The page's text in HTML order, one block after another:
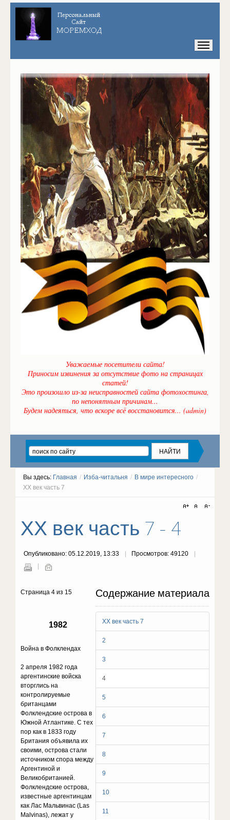
Уважаемые посетители сайта!
Приносим извинения за отсутствие фото на страницах
статей!
Это произошло из-за неисправностей сайта фотохостинга,
по непонятным причинам...
Будем надеяться, что вскоре всё восстановится... (admin)
Вы здесь: Главная / Изба-читальня / В мире интересного /
ХХ век часть 7
ХХ век часть 7 - 4
Опубликовано: 05.12.2019, 13:33 Просмотров: 49120
Содержание материала
ХХ век часть 7
2
3
4
5
6
7
8
9
10
11
Страница 4 из 15
1982
Война в Фолклендах
2 апреля 1982 года
аргентинские войска
вторглись на
контролируемые
британцами
Фолклендские острова в
Южной Атлантике. С тех
пор как в 1833 году
Британия объявила их
своими, острова стали
источником спора между
Аргентиной и
Великобританией.
Фолклендские острова,
известные аргентинцам
как Лас Мальвинас (Las
Malvinas), лежат у